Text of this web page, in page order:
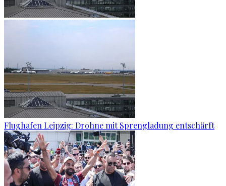
Flughafen Leipzig: Drohne mit Sprengladung entschärft